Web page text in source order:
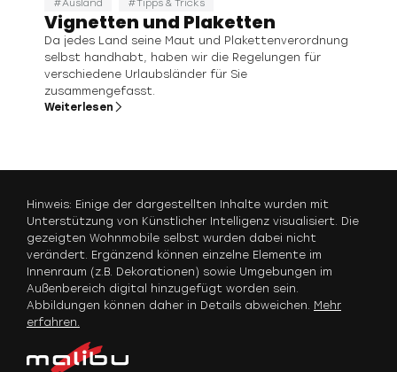
Ausland Tipps & Tricks
Vignetten und Plaketten
Da jedes Land seine Maut und Plakettenverordnung
selbst handhabt, haben wir die Regelungen für
verschiedene Urlaubsländer für Sie
zusammengefasst.
Weiterlesen
Hinweis: Einige der dargestellten Inhalte wurden mit
Unterstützung von Künstlicher Intelligenz visualisiert. Die
gezeigten Wohnmobile selbst wurden dabei nicht
verändert. Ergänzend können einzelne Elemente im
Innenraum (z.B. Dekorationen) sowie Umgebungen im
Außenbereich digital hinzugefügt worden sein.
Abbildungen können daher in Details abweichen. Mehr
erfahren.